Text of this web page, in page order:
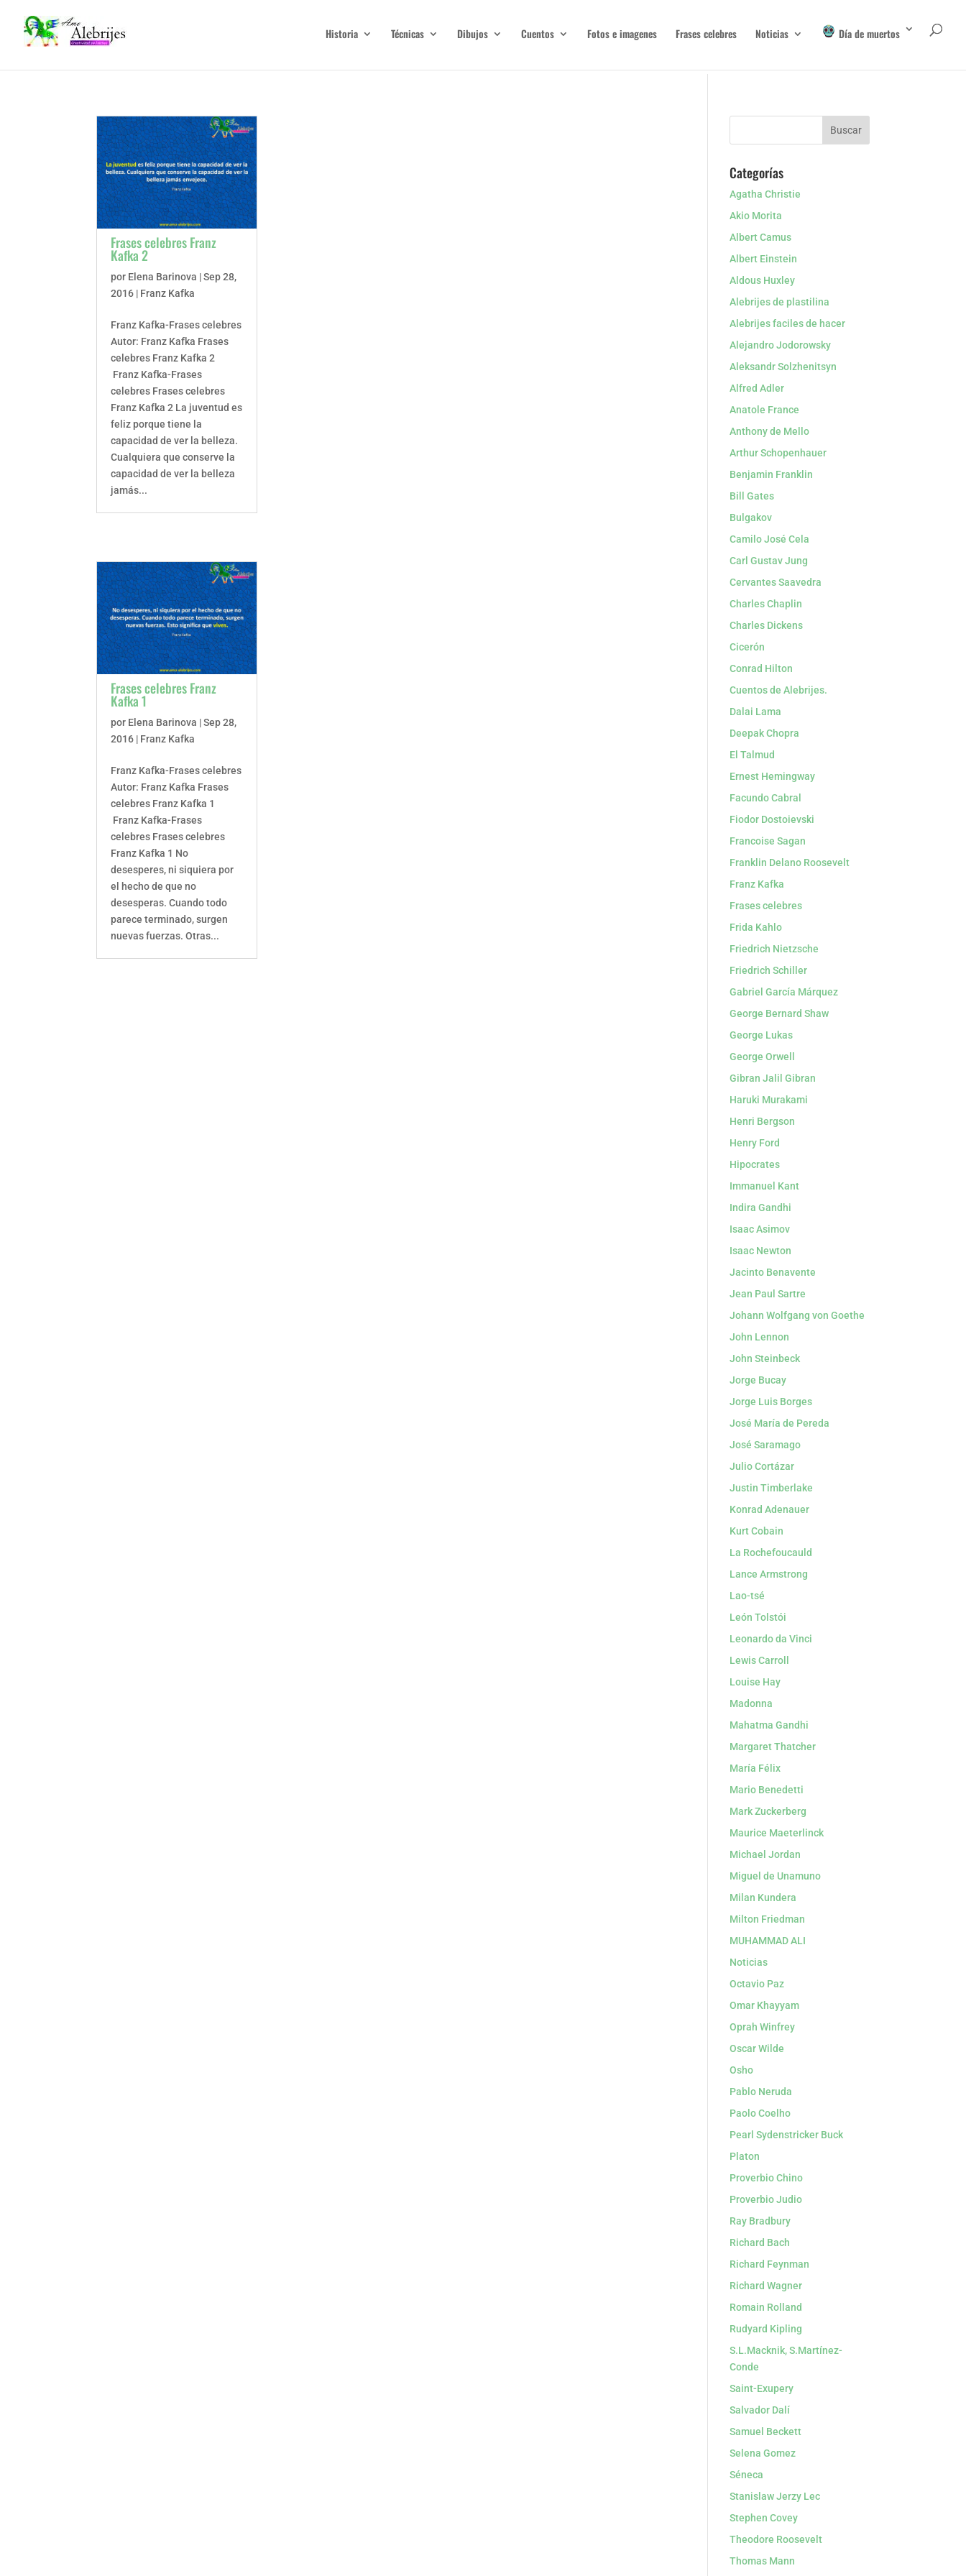
Historia Técnicas Dibujos Cuentos Fotos e imagenes Frases celebres Noticias Día de muertos
Frases celebres Franz
Kafka 2
por Elena Barinova |Sep 28,
2016 | Franz Kafka
Franz Kafka-Frases celebres
Autor: Franz Kafka Frases
celebres Franz Kafka 2
Franz Kafka-Frases
celebres Frases celebres
Franz Kafka 2 La juventud es
feliz porque tiene la
capacidad de ver la belleza.
Cualquiera que conserve la
capacidad de ver la belleza
jamás...
Frases celebres Franz
Kafka 1
por Elena Barinova |Sep 28,
2016 | Franz Kafka
Franz Kafka-Frases celebres
Autor: Franz Kafka Frases
celebres Franz Kafka 1
Franz Kafka-Frases
celebres Frases celebres
Franz Kafka 1 No
desesperes, ni siquiera por
el hecho de que no
desesperas. Cuando todo
parece terminado, surgen
nuevas fuerzas. Otras...
Categorías
Agatha Christie
Akio Morita
Albert Camus
Albert Einstein
Aldous Huxley
Alebrijes de plastilina
Alebrijes faciles de hacer
Alejandro Jodorowsky
Aleksandr Solzhenitsyn
Alfred Adler
Anatole France
Anthony de Mello
Arthur Schopenhauer
Benjamin Franklin
Bill Gates
Bulgakov
Camilo José Cela
Carl Gustav Jung
Cervantes Saavedra
Charles Chaplin
Charles Dickens
Cicerón
Conrad Hilton
Cuentos de Alebrijes.
Dalai Lama
Deepak Chopra
El Talmud
Ernest Hemingway
Facundo Cabral
Fiodor Dostoievski
Francoise Sagan
Franklin Delano Roosevelt
Franz Kafka
Frases celebres
Frida Kahlo
Friedrich Nietzsche
Friedrich Schiller
Gabriel García Márquez
George Bernard Shaw
George Lukas
George Orwell
Gibran Jalil Gibran
Haruki Murakami
Henri Bergson
Henry Ford
Hipocrates
Immanuel Kant
Indira Gandhi
Isaac Asimov
Isaac Newton
Jacinto Benavente
Jean Paul Sartre
Johann Wolfgang von Goethe
John Lennon
John Steinbeck
Jorge Bucay
Jorge Luis Borges
José María de Pereda
José Saramago
Julio Cortázar
Justin Timberlake
Konrad Adenauer
Kurt Cobain
La Rochefoucauld
Lance Armstrong
Lao-tsé
León Tolstói
Leonardo da Vinci
Lewis Carroll
Louise Hay
Madonna
Mahatma Gandhi
Margaret Thatcher
María Félix
Mario Benedetti
Mark Zuckerberg
Maurice Maeterlinck
Michael Jordan
Miguel de Unamuno
Milan Kundera
Milton Friedman
MUHAMMAD ALI
Noticias
Octavio Paz
Omar Khayyam
Oprah Winfrey
Oscar Wilde
Osho
Pablo Neruda
Paolo Coelho
Pearl Sydenstricker Buck
Platon
Proverbio Chino
Proverbio Judio
Ray Bradbury
Richard Bach
Richard Feynman
Richard Wagner
Romain Rolland
Rudyard Kipling
S.L.Macknik, S.Martínez-
Conde
Saint-Exupery
Salvador Dalí
Samuel Beckett
Selena Gomez
Séneca
Stanislaw Jerzy Lec
Stephen Covey
Theodore Roosevelt
Thomas Mann